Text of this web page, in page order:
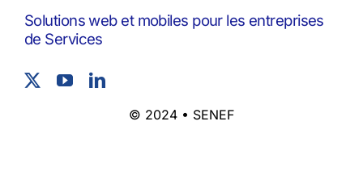
Solutions web et mobiles pour les entreprises
de Services
© 2024 • SENEF